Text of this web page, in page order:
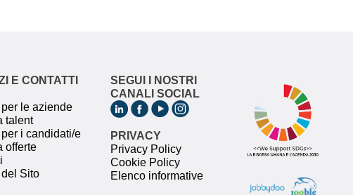
E CONTATTI
le aziende
talent
i candidati/e
offerte
Sito
SEGUI I NOSTRI
CANALI SOCIAL
PRIVACY
Privacy Policy
Cookie Policy
Elenco informative